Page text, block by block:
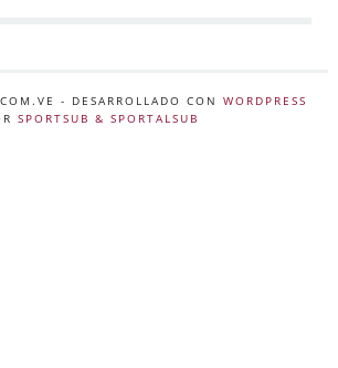
- DESARROLLADO CON WORDPRESS
SPORTSUB & SPORTALSUB